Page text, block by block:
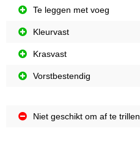
Te leggen met voeg
Kleurvast
Krasvast
Vorstbestendig
Niet geschikt om af te trillen